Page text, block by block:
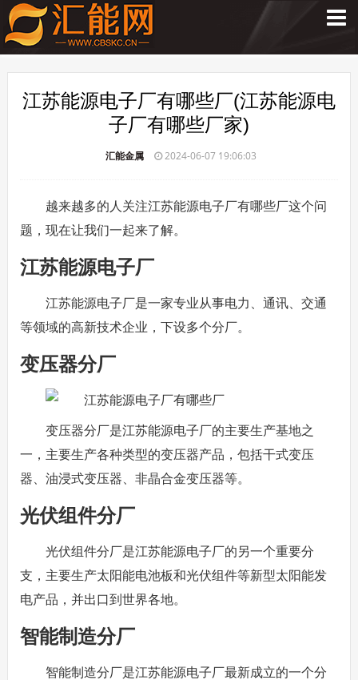
江苏能源电子厂有哪些厂(江苏能源电
子厂有哪些厂家)
汇能金属 2024-06-07 19:06:03
越来越多的人关注江苏能源电子厂有哪些厂这个问
题，现在让我们一起来了解。
江苏能源电子厂
江苏能源电子厂是一家专业从事电力、通讯、交通
等领域的高新技术企业，下设多个分厂。
变压器分厂
变压器分厂是江苏能源电子厂的主要生产基地之
一，主要生产各种类型的变压器产品，包括干式变压
器、油浸式变压器、非晶合金变压器等。
光伏组件分厂
光伏组件分厂是江苏能源电子厂的另一个重要分
支，主要生产太阳能电池板和光伏组件等新型太阳能发
电产品，并出口到世界各地。
智能制造分厂
智能制造分厂是江苏能源电子厂最新成立的一个分